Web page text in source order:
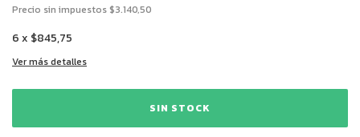
Precio sin impuestos$3.140,50
6x $845,75
Ver más detalles